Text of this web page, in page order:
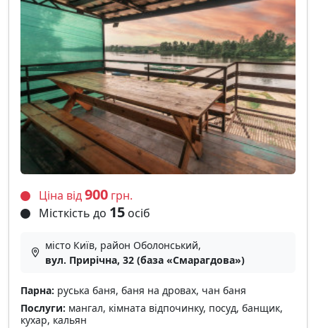
Ціна від900 грн.
Місткість до 15 осіб
місто Київ, район Оболонський,
вул. Прирічна, 32 (база «Смарагдова»)
Парна: руська баня, баня на дровах, чан баня
Послуги: мангал, кімната відпочинку, посуд, банщик,
кухар, кальян